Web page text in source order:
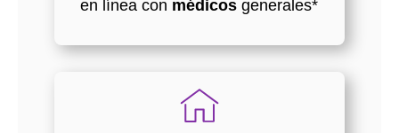
en línea con médicosgenerales*